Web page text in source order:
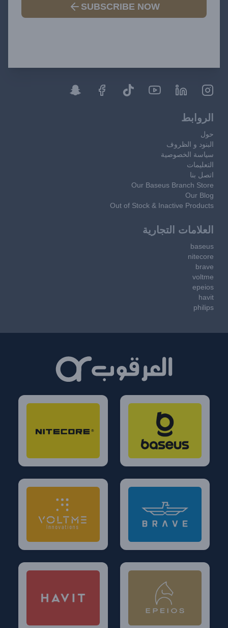
SUBSCRIBE NOW
الروابط
حول
البنود و الظروف
سياسة الخصوصية
التعليمات
اتصل بنا
Our Baseus Branch Store
Our Blog
Out of Stock & Inactive Products
العلامات التجارية
baseus
nitecore
brave
voltme
epeios
havit
philips